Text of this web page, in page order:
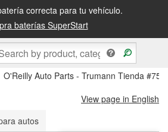
correcta para tu vehículo.
baterías SuperStart
al día siguiente o recógela en la tienda
O'Reilly Auto Parts - Trumann Tienda #757
View page in English
autos